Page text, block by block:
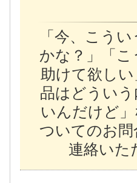
「今、こう
かな？」「
助けて欲し
品はどうい
いんだけど
ついてのお
連絡いた